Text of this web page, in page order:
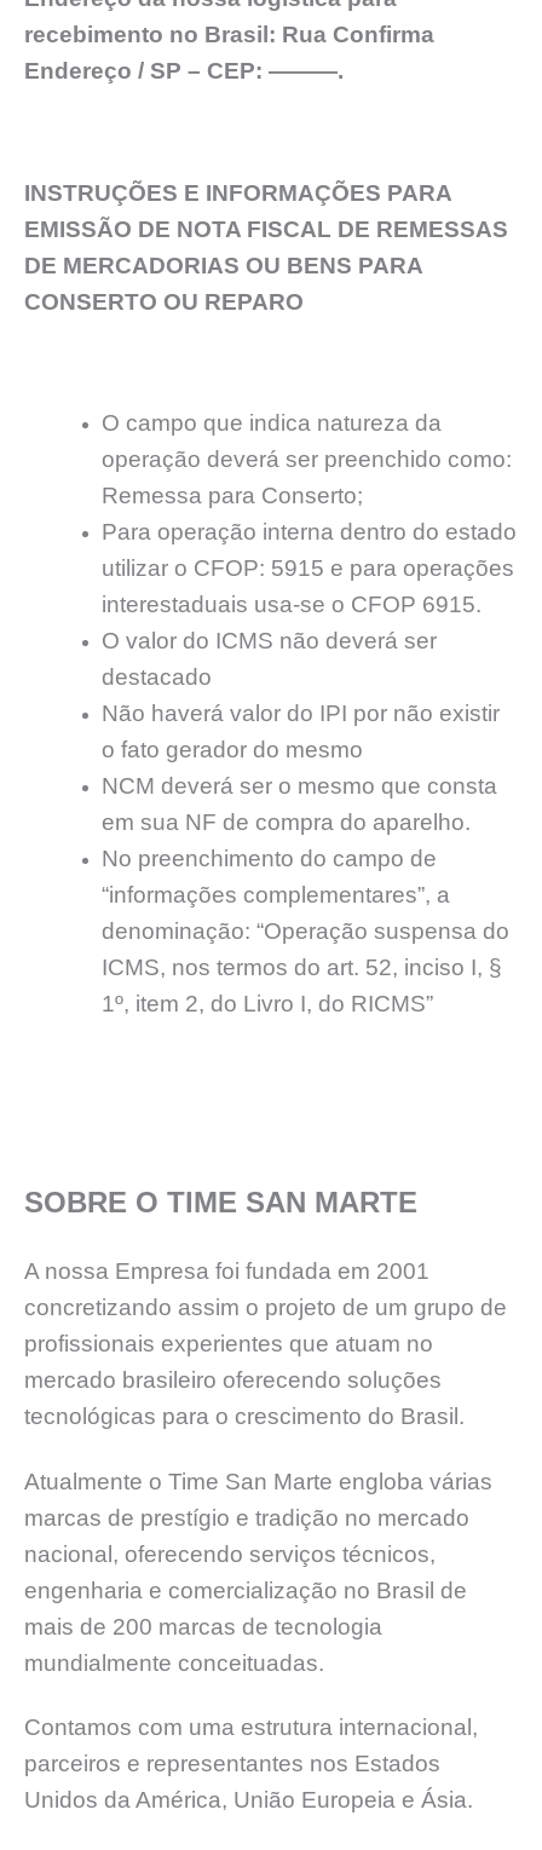
recebimento no Brasil: Rua Confirma
Endereço / SP – CEP: ———.
INSTRUÇÕES E INFORMAÇÕES PARA
EMISSÃO DE NOTA FISCAL DE REMESSAS
DE MERCADORIAS OU BENS PARA
CONSERTO OU REPARO
O campo que indica natureza da
operação deverá ser preenchido como:
Remessa para Conserto;
Para operação interna dentro do estado
utilizar o CFOP: 5915 e para operações
interestaduais usa-se o CFOP 6915.
O valor do ICMS não deverá ser
destacado
Não haverá valor do IPI por não existir
o fato gerador do mesmo
NCM deverá ser o mesmo que consta
em sua NF de compra do aparelho.
No preenchimento do campo de
“informações complementares”, a
denominação: “Operação suspensa do
ICMS, nos termos do art. 52, inciso I, §
1º, item 2, do Livro I, do RICMS”
SOBRE O TIME SAN MARTE
A nossa Empresa foi fundada em 2001
concretizando assim o projeto de um grupo de
profissionais experientes que atuam no
mercado brasileiro oferecendo soluções
tecnológicas para o crescimento do Brasil.
Atualmente o Time San Marte engloba várias
marcas de prestígio e tradição no mercado
nacional, oferecendo serviços técnicos,
engenharia e comercialização no Brasil de
mais de 200 marcas de tecnologia
mundialmente conceituadas.
Contamos com uma estrutura internacional,
parceiros e representantes nos Estados
Unidos da América, União Europeia e Ásia.